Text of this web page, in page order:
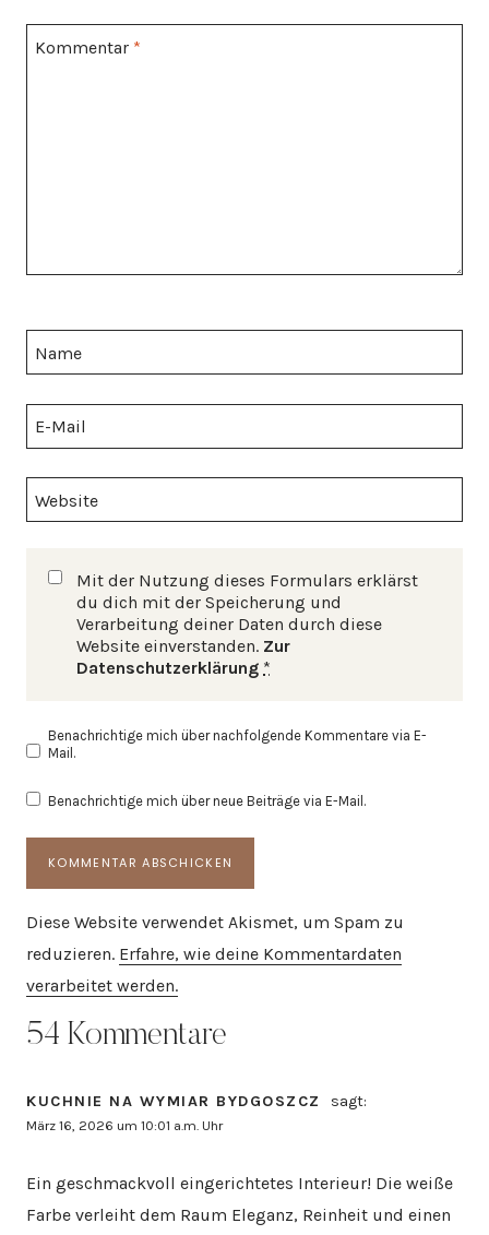
Kommentar *
Name
E-Mail
Website
Mit der Nutzung dieses Formulars erklärst
du dich mit der Speicherung und
Verarbeitung deiner Daten durch diese
Website einverstanden. Zur
Datenschutzerklärung *
Benachrichtige mich über nachfolgende Kommentare via E-
Mail.
Benachrichtige mich über neue Beiträge via E-Mail.
Diese Website verwendet Akismet, um Spam zu
reduzieren. Erfahre, wie deine Kommentardaten
verarbeitet werden.
54 Kommentare
KUCHNIE NA WYMIAR BYDGOSZCZ sagt:
März 16, 2026 um 10:01 a.m. Uhr
Ein geschmackvoll eingerichtetes Interieur! Die weiße
Farbe verleiht dem Raum Eleganz, Reinheit und einen